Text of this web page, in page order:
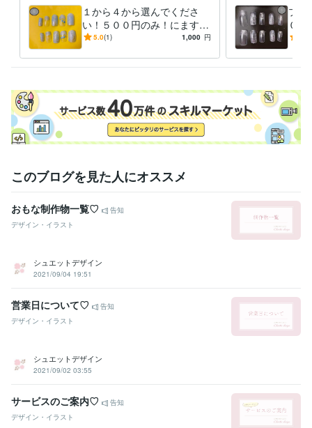
１から４から選んでくださ
い！５００円のみ！にます
シンプルSTYLISHな柄のご提
5.0(1) 1,000 円
プチ
０
綺麗
柄
このブログを見た人にオススメ
おもな制作物一覧♡
告知
デザイン・イラスト
シュエットデザイン
2021/09/04 19:51
営業日について♡
告知
デザイン・イラスト
シュエットデザイン
2021/09/02 03:55
サービスのご案内♡
告知
デザイン・イラスト